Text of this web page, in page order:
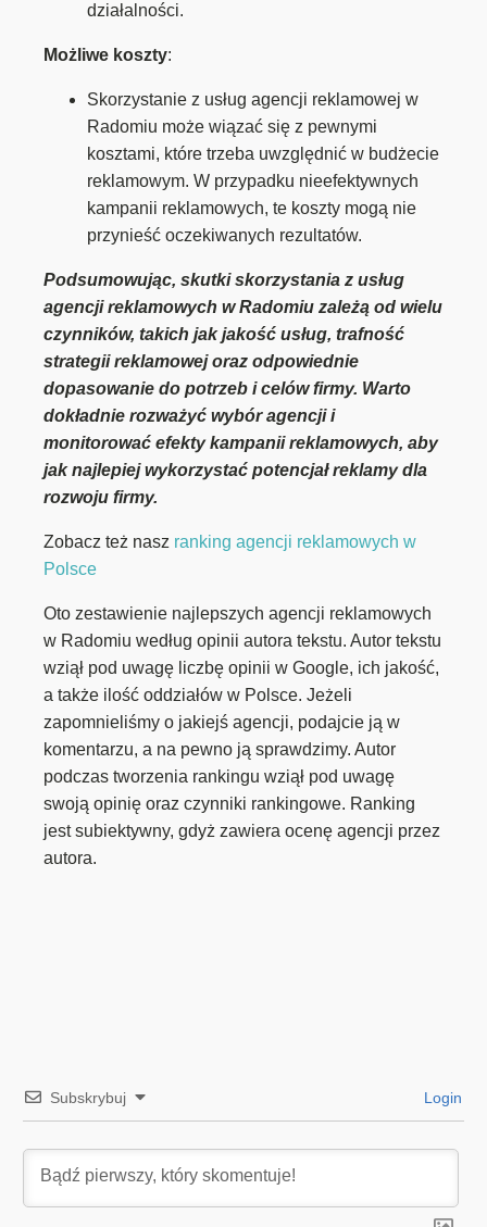
działalności.
Możliwe koszty:
Skorzystanie z usług agencji reklamowej w
Radomiu może wiązać się z pewnymi
kosztami, które trzeba uwzględnić w budżecie
reklamowym. W przypadku nieefektywnych
kampanii reklamowych, te koszty mogą nie
przynieść oczekiwanych rezultatów.
Podsumowując, skutki skorzystania z usług
agencji reklamowych w Radomiu zależą od wielu
czynników, takich jak jakość usług, trafność
strategii reklamowej oraz odpowiednie
dopasowanie do potrzeb i celów firmy. Warto
dokładnie rozważyć wybór agencji i
monitorować efekty kampanii reklamowych, aby
jak najlepiej wykorzystać potencjał reklamy dla
rozwoju firmy.
Zobacz też nasz ranking agencji reklamowych w
Polsce
Oto zestawienie najlepszych agencji reklamowych
w Radomiu według opinii autora tekstu. Autor tekstu
wziął pod uwagę liczbę opinii w Google, ich jakość,
a także ilość oddziałów w Polsce. Jeżeli
zapomnieliśmy o jakiejś agencji, podajcie ją w
komentarzu, a na pewno ją sprawdzimy. Autor
podczas tworzenia rankingu wziął pod uwagę
swoją opinię oraz czynniki rankingowe. Ranking
jest subiektywny, gdyż zawiera ocenę agencji przez
autora.
Subskrybuj Login